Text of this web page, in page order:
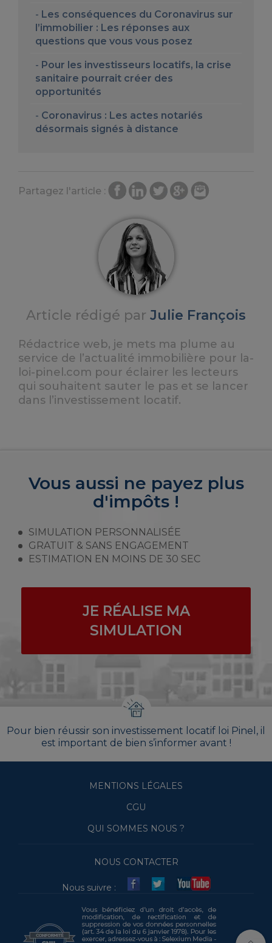
Les conséquences du Coronavirus sur
l’immobilier : Les réponses aux
questions que vous vous posez
Pour les investisseurs locatifs, la crise
sanitaire pourrait créer des
opportunités
Coronavirus : Les actes notariés
désormais signés à distance
Partagez l'article :
Article rédigé par Julie François
Rédactrice web, je mets ma plume au
service de l’actualité immobilière pour la-
loi-pinel.com pour éclairer les lecteurs
qui souhaitent sauter le pas et se lancer
dans l’investissement locatif.
Vous aussi ne payez plus
d'impôts !
SIMULATION PERSONNALISÉE
GRATUIT & SANS ENGAGEMENT
ESTIMATION EN MOINS DE 30 SEC
JE RÉALISE MA
SIMULATION
Pour bien réussir son investissement locatif loi Pinel, il
est important de bien s’informer avant !
MENTIONS LÉGALES
CGU
QUI SOMMES NOUS ?
NOUS CONTACTER
Nous suivre :